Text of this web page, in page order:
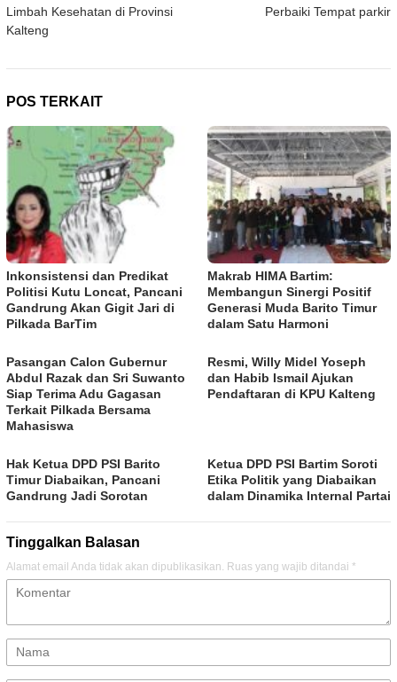
Limbah Kesehatan di Provinsi
Kalteng
Perbaiki Tempat parkir
POS TERKAIT
Inkonsistensi dan Predikat
Politisi Kutu Loncat, Pancani
Gandrung Akan Gigit Jari di
Pilkada BarTim
Makrab HIMA Bartim:
Membangun Sinergi Positif
Generasi Muda Barito Timur
dalam Satu Harmoni
Pasangan Calon Gubernur
Abdul Razak dan Sri Suwanto
Siap Terima Adu Gagasan
Terkait Pilkada Bersama
Mahasiswa
Resmi, Willy Midel Yoseph
dan Habib Ismail Ajukan
Pendaftaran di KPU Kalteng
Hak Ketua DPD PSI Barito
Timur Diabaikan, Pancani
Gandrung Jadi Sorotan
Ketua DPD PSI Bartim Soroti
Etika Politik yang Diabaikan
dalam Dinamika Internal Partai
Tinggalkan Balasan
Alamat email Anda tidak akan dipublikasikan. Ruas yang wajib ditandai *